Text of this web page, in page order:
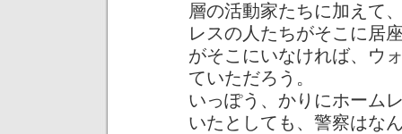
層の活動家たちに加えて
レスの人たちがそこに居
がそこにいなければ、ウ
ていただろう。
いっぽう、かりにホーム
いたとしても、警察はな